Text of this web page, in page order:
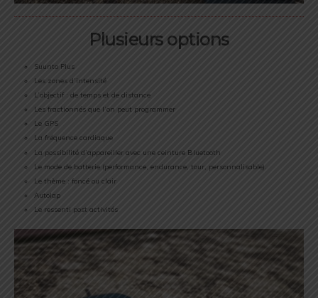
Plusieurs options
Suunto Plus
Les zones d’intensité
L’objectif : de temps et de distance
Les fractionnés que l’on peut programmer
Le GPS
La fréquence cardiaque
La possibilité d’appareiller avec une ceinture Bluetooth
Le mode de batterie (performance, endurance, tour, personnalisable).
Le thème : foncé ou clair
Autolap
Le ressenti post activités